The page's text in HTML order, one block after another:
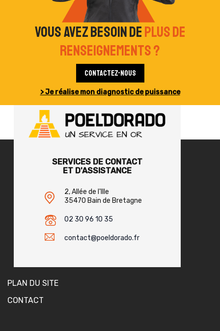
Vous avez besoin deplus de
renseignements ?
Contactez-nous
> Je réalise mon diagnostic de puissance
SERVICES DE CONTACT
ET D'ASSISTANCE
2, Allée de l'Ille
35470 Bain de Bretagne
02 30 96 10 35
contact@poeldorado.fr
PLAN DU SITE
CONTACT